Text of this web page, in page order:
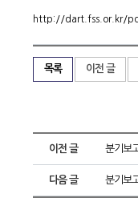
http://dart.fss.or.kr/
목록 이전 글
이전 글 분기보
다음 글 분기보